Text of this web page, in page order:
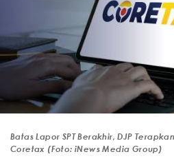
Batas Lapor SPT Berakhir, DJP
Coretax (Foto: iNews Media Group)